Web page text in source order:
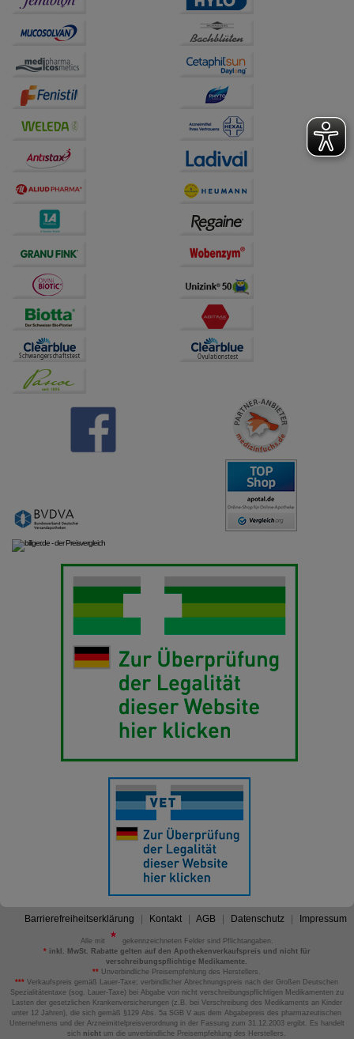
Barrierefreiheitserklärung Kontakt AGB Datenschutz Impressum
Alle mit
gekennzeichneten Felder sind Pflichtangaben.
*inkl. MwSt. Rabatte gelten auf den Apothekenverkaufspreis und nicht für
verschreibungspflichtige Medikamente.
** Unverbindliche Preisempfehlung des Herstellers.
*** Verkaufspreis gemäß Lauer-Taxe; verbindlicher Abrechnungspreis nach der Großen Deutschen
Spezialitätentaxe (sog. Lauer-Taxe) bei Abgabe von nicht verschreibungspflichtigen Medikamenten zu
Lasten der gesetzlichen Krankenversicherungen (z.B. bei Verschreibung des Medikaments an Kinder
unter 12 Jahren), die sich gemäß §129 Abs. 5a SGB V aus dem Abgabepreis des pharmazeutischen
Unternehmens und der Arzneimittelpreisverordnung in der Fassung zum 31.12.2003 ergibt. Es handelt
sich nicht um die unverbindliche Preisempfehlung des Herstellers.